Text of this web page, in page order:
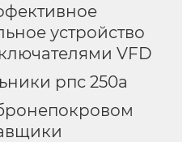
устройство
VFD
рпс 250а